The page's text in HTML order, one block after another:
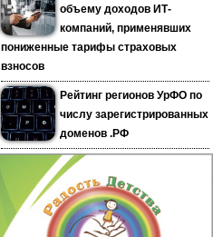
объему доходов ИТ-
компаний, применявших
пониженные тарифы страховых
взносов
Рейтинг регионов УрФО по
числу зарегистрированных
доменов .РФ